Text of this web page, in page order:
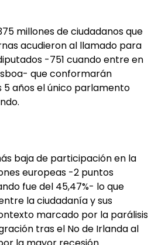
millones de ciudadanos que
acudieron al llamado para
-751 cuando entre en
que conformarán
años el único parlamento
baja de participación en la
europeas -2 puntos
fue del 45,47%- lo que
la ciudadanía y sus
marcado por la parálisis
tras el No de Irlanda al